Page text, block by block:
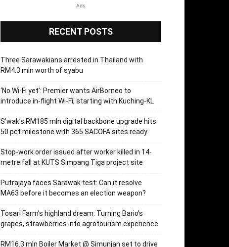
Ads
RECENT POSTS
Three Sarawakians arrested in Thailand with
RM4.3 mln worth of syabu
‘No Wi-Fi yet’: Premier wants AirBorneo to
introduce in-flight Wi-Fi, starting with Kuching-KL
S’wak’s RM185 mln digital backbone upgrade hits
50 pct milestone with 365 SACOFA sites ready
Stop-work order issued after worker killed in 14-
metre fall at KUTS Simpang Tiga project site
Putrajaya faces Sarawak test: Can it resolve
MA63 before it becomes an election weapon?
Tosari Farm’s highland dream: Turning Bario’s
grapes, strawberries into agrotourism experience
RM16.3 mln Boiler Market @ Simunjan set to drive